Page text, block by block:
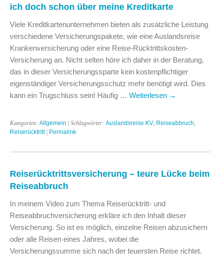
ich doch schon über meine Kreditkarte
Viele Kreditkartenunternehmen bieten als zusätzliche Leistung
verschiedene Versicherungspakete, wie eine Auslandsreise
Krankenversicherung oder eine Reise-Rücktrittskosten-
Versicherung an. Nicht selten höre ich daher in der Beratung,
das in dieser Versicherungssparte kein kostenpflichtiger
eigenständiger Versicherungsschutz mehr benötigt wird. Dies
kann ein Trugschluss sein! Häufig … Weiterlesen →
Kategorien: Allgemein | Schlagwörter: Auslandsreise KV, Reiseabbruch,
Reiserücktritt| Permalink
Reiserücktrittsversicherung – teure Lücke beim
Reiseabbruch
In meinem Video zum Thema Reiserücktritt- und
Reiseabbruchversicherung erkläre ich den Inhalt dieser
Versicherung. So ist es möglich, einzelne Reisen abzusichern
oder alle Reisen eines Jahres, wobei die
Versicherungssumme sich nach der teuersten Reise richtet.